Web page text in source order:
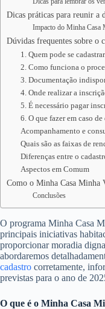
Dicas práticas para reunir a
Impacto do Minha Casa
Dúvidas frequentes sobre o
1. Quem pode se
2. Como funciona o
3. Documentação
4. Onde realizar a
5. É necessário pagar
6. O que fazer em caso
Acompanhamento e
Quais são as faixas de
Diferenças entre o
Aspectos em Comum
Como o Minha Casa Minha
Conclusões
O programa Minha Casa
principais iniciativas
proporcionar moradia
abordaremos
cadastro corretamente,
previstas para o ano de
O que é o Minha Casa